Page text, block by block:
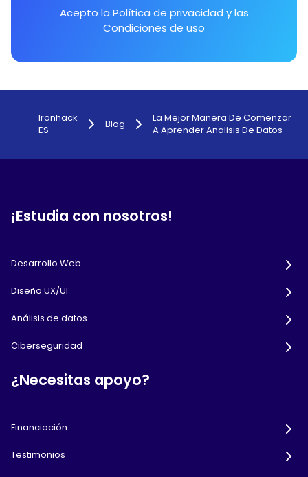
Acepto la Política de privacidad y las
Condiciones de uso
Ironhack
ES
Blog
La Mejor Manera De Comenzar
A Aprender Analisis De Datos
¡Estudia con nosotros!
Desarrollo Web
Diseño UX/UI
Análisis de datos
Ciberseguridad
¿Necesitas apoyo?
Financiación
Testimonios